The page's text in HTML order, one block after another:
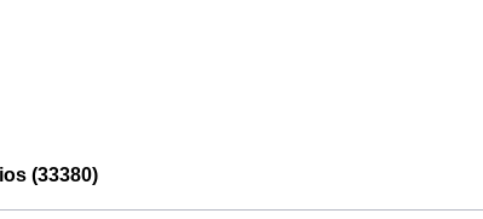
(33380)